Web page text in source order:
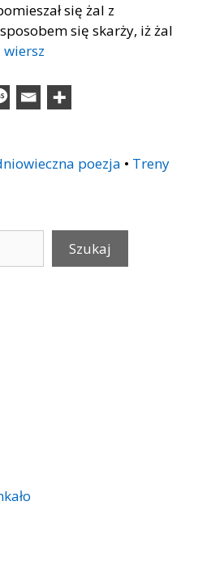
się żal z
się skarży, iż żal
wiersz
poezja • Treny
Szukaj